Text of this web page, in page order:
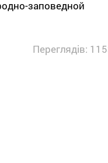
заповедной
Переглядів: